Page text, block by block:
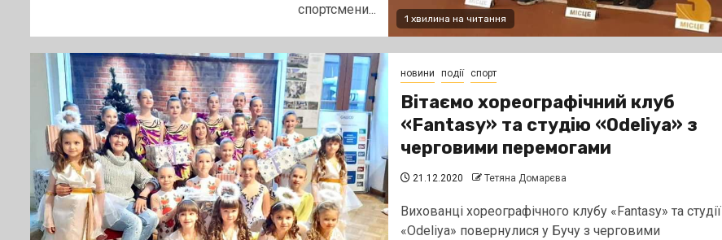
1 хвилина на читання
спортсмени...
новини події спорт
Вітаємо хореографічний клуб
«Fantasy» та студію «Odeliya» з
черговими перемогами
21.12.2020 Тетяна Домарєва
Вихованці хореографічного клубу «Fantasy» та студії
«Odeliya» повернулися у Бучу з черговими